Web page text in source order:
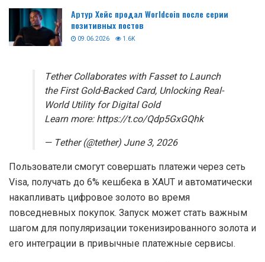
Артур Хейс продал Worldcoin после серии
позитивных постов
09.06.2026 1.6K
Tether Collaborates with Fasset to Launch
the First Gold-Backed Card, Unlocking Real-
World Utility for Digital Gold
Learn more: https://t.co/Qdp5GxGQhk
— Tether (@tether) June 3, 2026
Пользователи смогут совершать платежи через сеть
Visa, получать до 6% кешбека в XAUT и автоматически
накапливать цифровое золото во время
повседневных покупок. Запуск может стать важным
шагом для популяризации токенизированного золота и
его интеграции в привычные платежные сервисы.